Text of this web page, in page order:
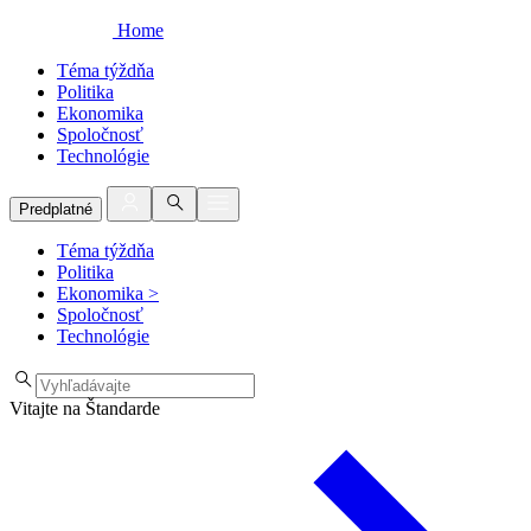
Home
Téma týždňa
Politika
Ekonomika
Spoločnosť
Technológie
Predplatné
Téma týždňa
Politika
Ekonomika >
Spoločnosť
Technológie
Vitajte na Štandarde